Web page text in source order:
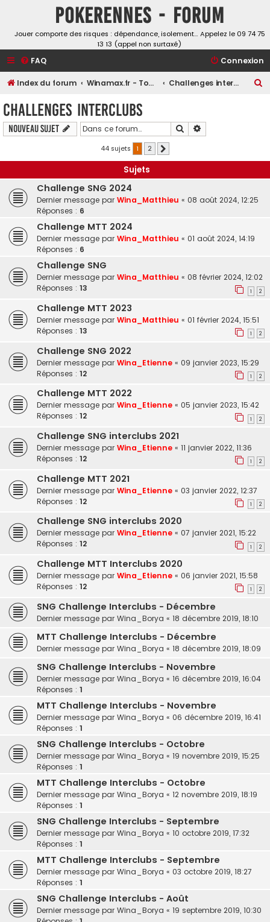
Pokerennes - Forum
Jouer comporte des risques : dépendance, isolement… Appelez le 09 74 75
13 13 (appel non surtaxé)
FAQ Connexion
Index du forum Winamax.fr - Tournois, challenges et freerolls Challenges interclubs
r
c
Challenges interclubs
Nouveau sujet Rechercher
44 sujets 1 2
Sujets
Challenge SNG 2024
Dernier message par Wina_Matthieu « 08 août 2024, 12:25
Réponses : 6
Challenge MTT 2024
Dernier message par Wina_Matthieu « 01 août 2024, 14:19
Réponses : 6
Challenge SNG
Dernier message par Wina_Matthieu « 08 février 2024, 12:02
Réponses : 13 1 2
Challenge MTT 2023
Dernier message par Wina_Matthieu « 01 février 2024, 15:51
Réponses : 13 1 2
Challenge SNG 2022
Dernier message par Wina_Etienne « 09 janvier 2023, 15:29
Réponses : 12 1 2
Challenge MTT 2022
Dernier message par Wina_Etienne « 05 janvier 2023, 15:42
Réponses : 12 1 2
Challenge SNG interclubs 2021
Dernier message par Wina_Etienne « 11 janvier 2022, 11:36
Réponses : 12 1 2
Challenge MTT 2021
Dernier message par Wina_Etienne « 03 janvier 2022, 12:37
Réponses : 12 1 2
Challenge SNG interclubs 2020
Dernier message par Wina_Etienne « 07 janvier 2021, 15:22
Réponses : 12 1 2
Challenge MTT Interclubs 2020
Dernier message par Wina_Etienne « 06 janvier 2021, 15:58
Réponses : 12 1 2
SNG Challenge Interclubs - Décembre
Dernier message par Wina_Borya « 18 décembre 2019, 18:10
MTT Challenge Interclubs - Décembre
Dernier message par Wina_Borya « 18 décembre 2019, 18:09
SNG Challenge Interclubs - Novembre
Dernier message par Wina_Borya « 16 décembre 2019, 16:04
Réponses : 1
MTT Challenge Interclubs - Novembre
Dernier message par Wina_Borya « 06 décembre 2019, 16:41
Réponses : 1
SNG Challenge Interclubs - Octobre
Dernier message par Wina_Borya « 19 novembre 2019, 15:25
Réponses : 1
MTT Challenge Interclubs - Octobre
Dernier message par Wina_Borya « 12 novembre 2019, 18:19
Réponses : 1
SNG Challenge Interclubs - Septembre
Dernier message par Wina_Borya « 10 octobre 2019, 17:32
Réponses : 1
MTT Challenge Interclubs - Septembre
Dernier message par Wina_Borya « 03 octobre 2019, 18:27
Réponses : 1
SNG Challenge Interclubs - Août
Dernier message par Wina_Borya « 19 septembre 2019, 10:30